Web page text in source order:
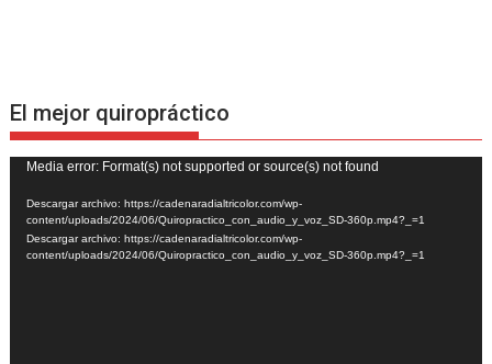
El mejor quiropráctico
Reproductor
de
vídeo
Media error: Format(s) not supported or source(s) not found
Descargar archivo: https://cadenaradialtricolor.com/wp-
content/uploads/2024/06/Quiropractico_con_audio_y_voz_SD-360p.mp4?_=1
Descargar archivo: https://cadenaradialtricolor.com/wp-
content/uploads/2024/06/Quiropractico_con_audio_y_voz_SD-360p.mp4?_=1